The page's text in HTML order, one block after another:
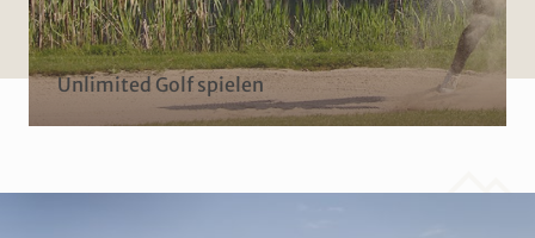
Unlimited Golf spielen